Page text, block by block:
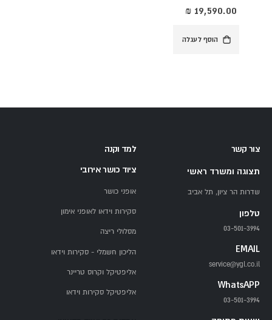
הוסף לעגלה
צור קשר
תצוגה ומשרד ראשי
שדרות הר ציון, תל אביב
טלפון
03-501-3994
EMAIL
service@ygl.co.il
WhatsAPP
03-501-3994
למד וקנה
ציוד כושר אירובי
אופני כושר
סקירות וידאו לאופני אימון
מסלולי ריצה
הליכון חשמלי - סקירות וידאו
אליפטיקל וקרוס טריינר
אליפטיקל סקירות וידאו